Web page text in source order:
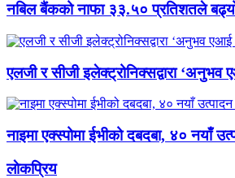
नबिल बैंकको नाफा ३३.५० प्रतिशतले
एलजी र सीजी इलेक्ट्रोनिक्सद्वारा
नाइमा एक्स्पोमा ईभीको दबदबा, ४० नयाँ
लाेकप्रिय